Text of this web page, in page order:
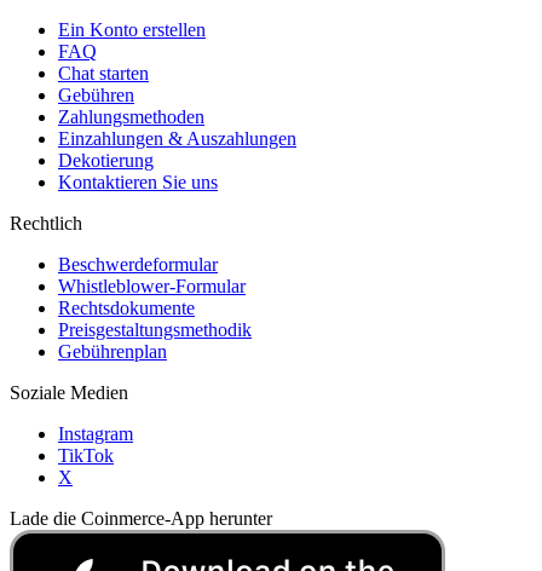
Ein Konto erstellen
FAQ
Chat starten
Gebühren
Zahlungsmethoden
Einzahlungen & Auszahlungen
Dekotierung
Kontaktieren Sie uns
Rechtlich
Beschwerdeformular
Whistleblower-Formular
Rechtsdokumente
Preisgestaltungsmethodik
Gebührenplan
Soziale Medien
Instagram
TikTok
X
Lade die Coinmerce-App herunter